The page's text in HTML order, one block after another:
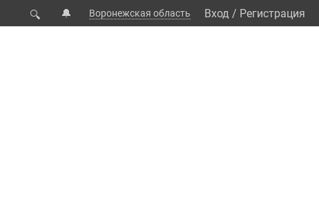
🔍 🔔 Воронежская область Вход / Регистрация